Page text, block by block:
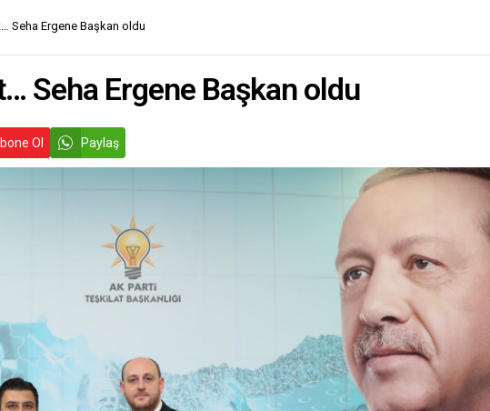
Seha Ergene Başkan oldu
Seha Ergene Başkan oldu
Ol Paylaş